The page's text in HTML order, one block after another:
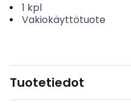
1 kpl
Vakiokäyttötuote
Tuotetiedot